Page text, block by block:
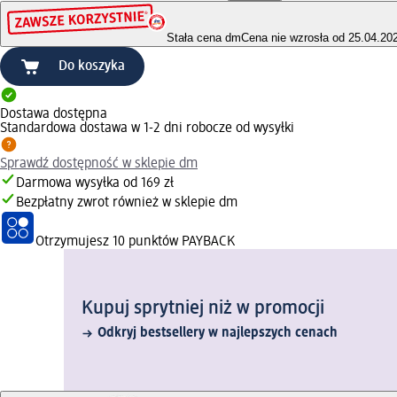
Stała cena dmCena nie wzrosła od
Do koszyka
Dostawa dostępna
Standardowa dostawa w 1-2 dni robocze od wysyłki
Sprawdź dostępność w sklepie dm
Darmowa wysyłka od 169 zł
Bezpłatny zwrot również w sklepie dm
Otrzymujesz 10 punktów PAYBACK
Kupuj sprytniej niż w promocji
Odkryj bestsellery w najlepszych cenach